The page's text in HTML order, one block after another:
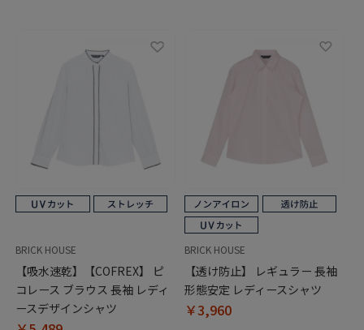
BRICK HOUSE
【吸水速乾】【COFREX】 ピ
コレース ブラウス 長袖 レディ
ースデザインシャツ
BRICK HOUSE
【透け防止】 レギュラー 長袖
形態安定 レディースシャツ
￥3,960